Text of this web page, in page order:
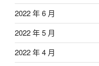
2022 年 6 月
2022 年 5 月
2022 年 4 月